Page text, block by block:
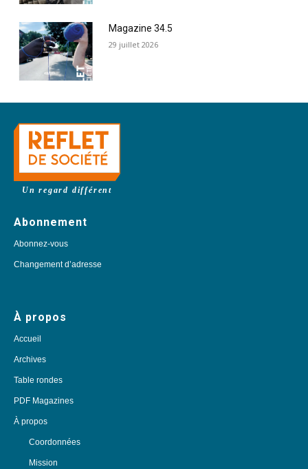
Magazine 34.5
29 juillet 2026
Un regard différent
Abonnement
Abonnez-vous
Changement d’adresse
À propos
Accueil
Archives
Table rondes
PDF Magazines
À propos
Coordonnées
Mission